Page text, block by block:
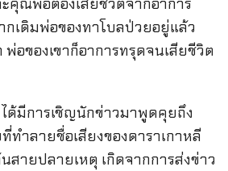
คุณพ่อต้องเสียชีวิตจากอาการ
กเดิมพ่อของทาโบลป่วยอยู่แล้ว
อของเขาก็อาการทรุดจนเสียชีวิต
ได้มีการเชิญนักข่าวมาพูดคุยถึง
ทำลายชื่อเสียงของดาราเกาหลี
สายปลายเหตุ เกิดจากการส่งข่าว